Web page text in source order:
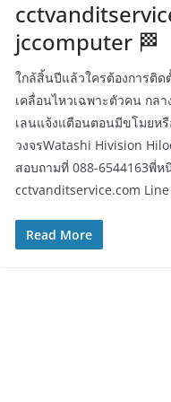
jccomputer 🏁
ใกล้สิ้นปีแล้วใครต้องการติ
เคลื่อนไหวเฉพาะตัวคน กล
เลนแจ้งแตือนตอนมีขโมยห
วงจรWatashi Hivision
สอบถามที่ 088-6544163พี่ห
cctvanditservice.com
Read More